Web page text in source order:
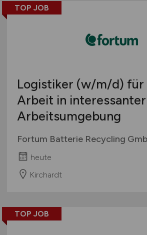
TOP JOB
Logistiker (w/m/d) für
Arbeit in interessanter
Arbeitsumgebung
Fortum Batterie Recycling
heute
Kirchardt
TOP JOB